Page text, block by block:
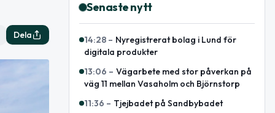
Dela
Senaste nytt
14:28 – Nyregistrerat bolag i Lund för
digitala produkter
13:06 – Vägarbete med stor påverkan på
väg 11 mellan Vasaholm och Björnstorp
11:36 – Tjejbadet på Sandbybadet